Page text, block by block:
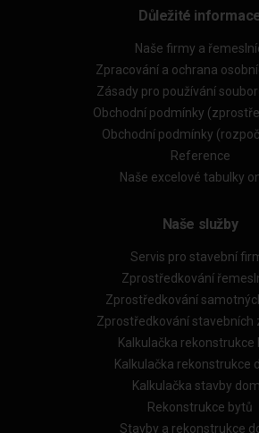
Důležité
Naše firmy a
Zpracování a ochrana
Zásady pro používání
Obchodní podmínky
Obchodní podmínky
Reference
Naše excelové tabulky
Naše služby
Servis pro stavební
Zprostředkování
Zprostředkování
Zprostředkování stavebních
Kalkulačka rekonstrukce
Kalkulačka rekonstrukce
Kalkulačka stavby
Rekonstrukce bytů
Stavby a rekonstrukce